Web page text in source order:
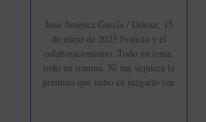
Juan Jiménez García / Détour, 15
de mayo de 2025 Francia y el
colaboracionismo. Todo un tema,
todo un trauma. Ni tan siquiera la
premura que hubo en juzgarlo (en